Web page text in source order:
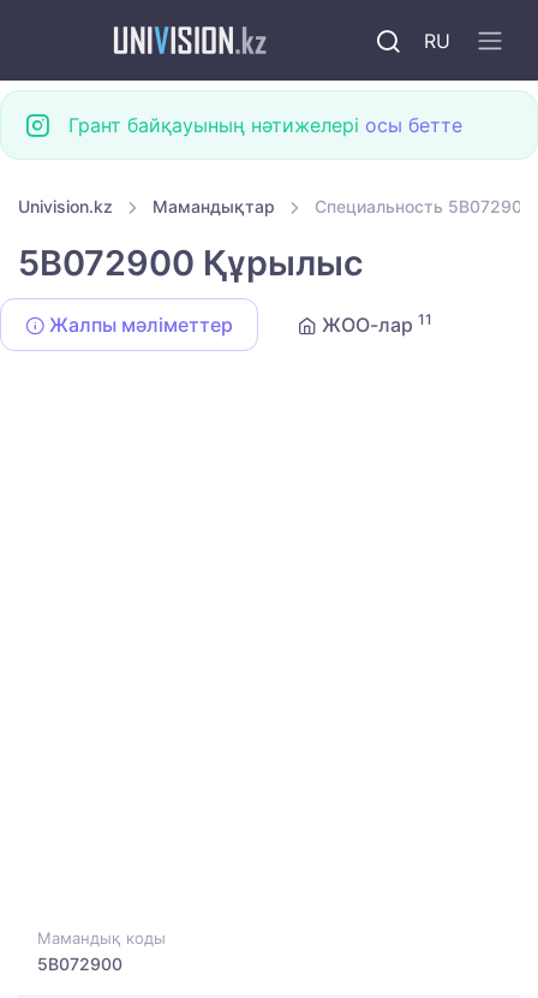
RU
Грант байқауының нәтижелері осы бетте
Univision.kz Мамандықтар Специальность
5B072900 Құрылыс
Жалпы мәліметтер ЖОО-лар 11
Мамандық коды
5B072900